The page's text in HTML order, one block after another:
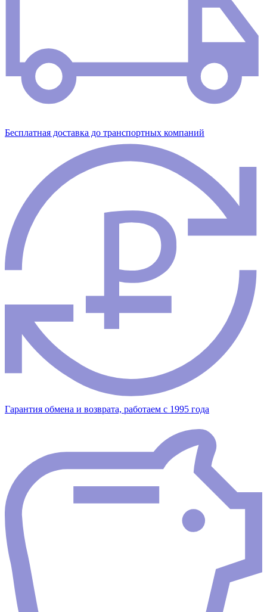
Бесплатная доставка до транспортных компаний
Гарантия обмена и возврата, работаем с 1995 года